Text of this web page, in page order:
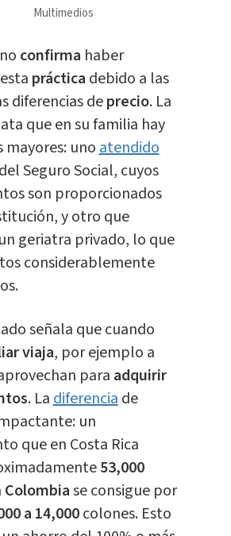
Multimedios
confirma haber
práctica debido a las
diferencias deprecio. La
que en su familia hay
mayores: unoatendido
Seguro Social, cuyos
son proporcionados
y otro que
geriatra privado, lo que
considerablemente
señala que cuando
viaja, por ejemplo a
para adquirir
. Ladiferenciade
un
que en Costa Rica
53,000
Colombiase consigue por
a 14,000colones. Esto